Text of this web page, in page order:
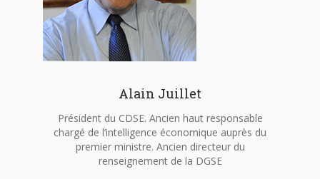
Alain Juillet
Président du CDSE. Ancien haut responsable
chargé de l’intelligence économique auprès du
premier ministre. Ancien directeur du
renseignement de la DGSE